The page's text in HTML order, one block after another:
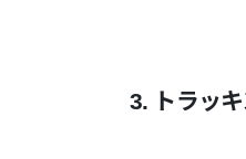
3. トラッ